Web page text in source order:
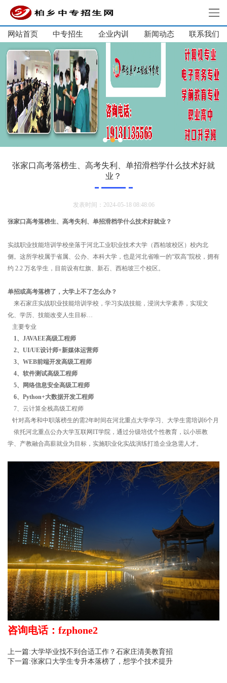
网站首页
中专招生
单招集训
大学生培训
企业内训
关于我们
联系我们
网站首页 中专招生 企业内训 新闻动态 联系我们
张家口高考落榜生、高考失利、单招滑档学什么技术好就
业？
发表时间：2024-05-18 08:48:06
张家口高考落榜生、高考失利、单招滑档学什么技术好就业？
实战职业技能培训学校坐落于河北工业职业技术大学（西柏坡校区）校内北
侧。这所学校属于省属、公办、本科大学，也是河北省唯一的“双高”院校，拥有
约 2.2 万名学生，目前设有红旗、新石、西柏坡三个校区。
单招或高考落榜了，大学上不了怎么办？
来石家庄实战职业技能培训学校，学习实战技能，浸润大学素养，实现文
化、学历、技能改变人生目标…
主要专业
1、JAVAEE高级工程师
2、UI/UE设计师+新媒体运营师
3、WEB前端开发高级工程师
4、软件测试高级工程师
5、网络信息安全高级工程师
6、Python+大数据开发工程师
7、云计算全栈高级工程师
针对高考和中职落榜生的需2年时间在河北重点大学学习、大学生需培训6个月
依托河北重点公办大学互联网IT学院，通过分级培优个性教育，以小班教
学、产教融合高薪就业为目标，实施职业化实战演练打造企业急需人才。
咨询电话：fzphone2
上一篇:大学毕业找不到合适工作？石家庄清美教育招
下一篇:张家口大学生专升本落榜了，想学个技术提升